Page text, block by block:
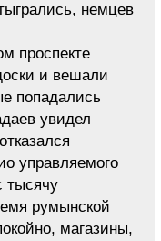
немцев
проспекте
и вешали
попадались
увидел
управляемого
тысячу
румынской
магазины,